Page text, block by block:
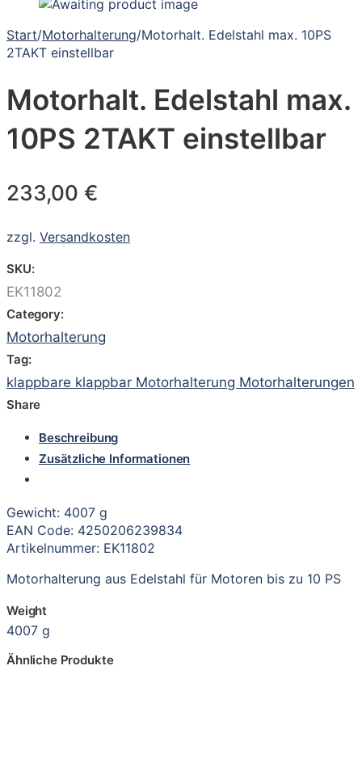
Start/Motorhalterung/Motorhalt. Edelstahl max. 10PS
2TAKT einstellbar
Motorhalt. Edelstahl max.
10PS 2TAKT einstellbar
233,00 €
zzgl. Versandkosten
SKU:
EK11802
Category:
Motorhalterung
Tag:
klappbare klappbar Motorhalterung Motorhalterungen
Share
Beschreibung
Zusätzliche Informationen
Gewicht: 4007 g
EAN Code: 4250206239834
Artikelnummer: EK11802
Motorhalterung aus Edelstahl für Motoren bis zu 10 PS
Weight
4007 g
Ähnliche Produkte